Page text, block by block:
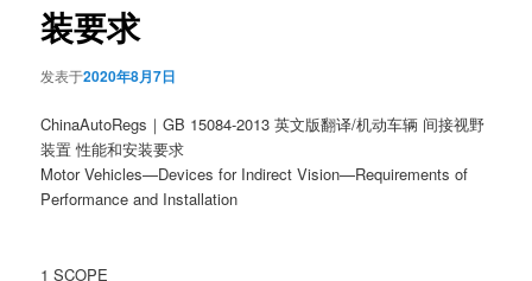
装要求
发表于2020年8月7日
ChinaAutoRegs｜GB 15084-2013 英文版翻译/机动车辆 间接视野
装置 性能和安装要求
Motor Vehicles—Devices for Indirect Vision—Requirements of
Performance and Installation
1 SCOPE